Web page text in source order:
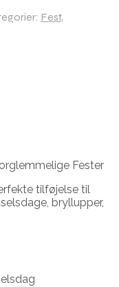
Fest,
Fester
tilføjelse til
bryllupper,